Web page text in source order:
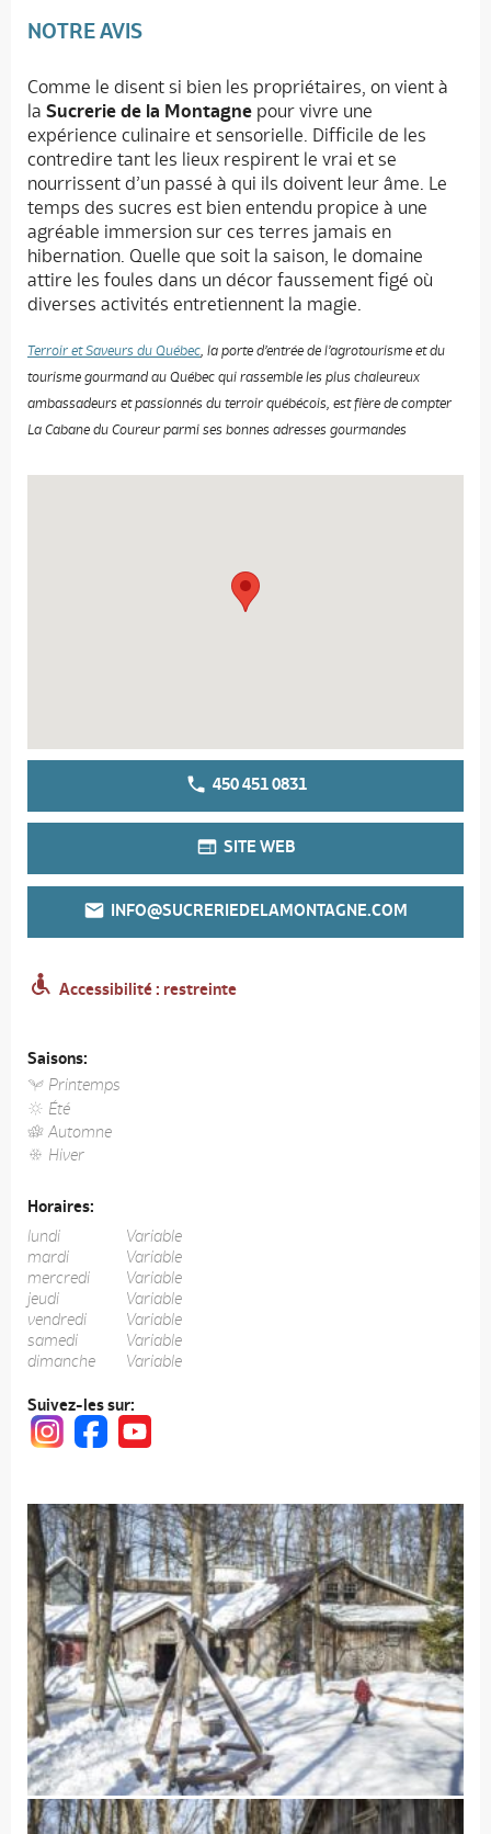
NOTRE AVIS
Comme le disent si bien les propriétaires, on vient à
la Sucrerie de la Montagne pour vivre une
expérience culinaire et sensorielle. Difficile de les
contredire tant les lieux respirent le vrai et se
nourrissent d’un passé à qui ils doivent leur âme. Le
temps des sucres est bien entendu propice à une
agréable immersion sur ces terres jamais en
hibernation. Quelle que soit la saison, le domaine
attire les foules dans un décor faussement figé où
diverses activités entretiennent la magie.
Terroir et Saveurs du Québec , la porte d’entrée de l’agrotourisme et du
tourisme gourmand au Québec qui rassemble les plus chaleureux
ambassadeurs et passionnés du terroir québécois, est fière de compter
La Cabane du Coureur parmi ses bonnes adresses gourmandes
450 451 0831
SITE WEB
INFO@SUCRERIEDELAMONTAGNE.COM
Accessibilité : restreinte
Saisons:
Printemps
Été
Automne
Hiver
Horaires:
lundi
Variable
mardi
Variable
mercredi
Variable
jeudi
Variable
vendredi
Variable
samedi
Variable
dimanche
Variable
Suivez-les sur: